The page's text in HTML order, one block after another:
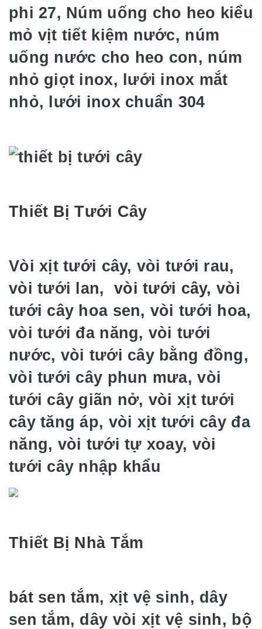
phi 27, Núm uống cho heo kiểu
mỏ vịt tiết kiệm nước, núm
uống nước cho heo con, núm
nhỏ giọt inox, lưới inox mắt
nhỏ, lưới inox chuẩn 304
Thiết Bị Tưới Cây
Vòi xịt tưới cây, vòi tưới rau,
vòi tưới lan,vòi tưới cây, vòi
tưới cây hoa sen, vòi tưới hoa,
vòi tưới đa năng, vòi tưới
nước, vòi tưới cây bằng đồng,
vòi tưới cây phun mưa, vòi
tưới cây giãn nở, vòi xịt tưới
cây tăng áp, vòi xịt tưới cây đa
năng, vòi tưới tự xoay, vòi
tưới cây nhập khẩu
Thiết Bị Nhà Tắm
bát sen tắm, xịt vệ sinh, dây
sen tắm, dây vòi xịt vệ sinh, bộ